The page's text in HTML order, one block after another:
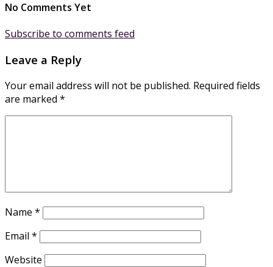
No Comments Yet
Subscribe to comments feed
Leave a Reply
Your email address will not be published. Required fields
are marked *
Name *
Email *
Website